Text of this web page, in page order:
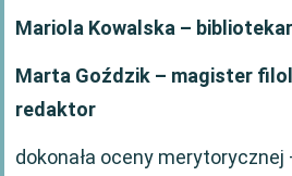
Mariola Kowalska –
Marta Goździk – magister
redaktor
dokonała oceny merytorycznej